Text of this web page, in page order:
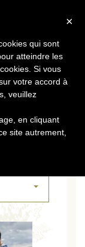
MENU
×
qui sont
atteindre les
Si vous
votre accord à
veuillez
en cliquant
site autrement,